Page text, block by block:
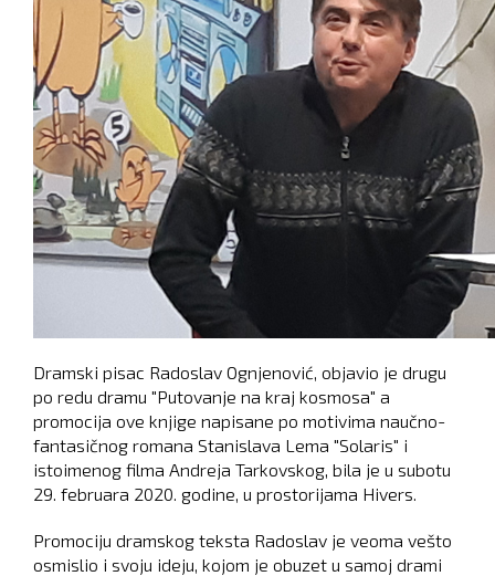
Dramski pisac Radoslav Ognjenović, objavio je drugu
po redu dramu "Putovanje na kraj kosmosa" a
promocija ove knjige napisane po motivima naučno-
fantasičnog romana Stanislava Lema "Solaris" i
istoimenog filma Andreja Tarkovskog, bila je u subotu
29. februara 2020. godine, u prostorijama Hivers.
Promociju dramskog teksta Radoslav je veoma vešto
osmislio i svoju ideju, kojom je obuzet u samoj drami